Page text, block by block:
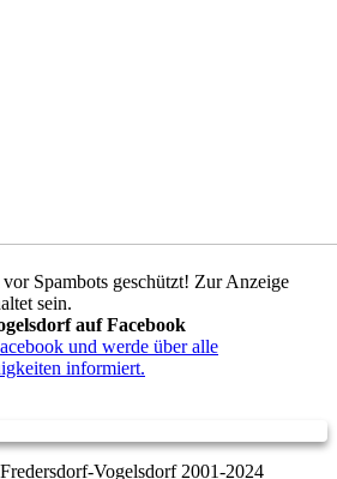
Spambots geschützt! Zur Anzeige
sein.
auf Facebook
und werde über alle
informiert.
Vogelsdorf 2001-2024